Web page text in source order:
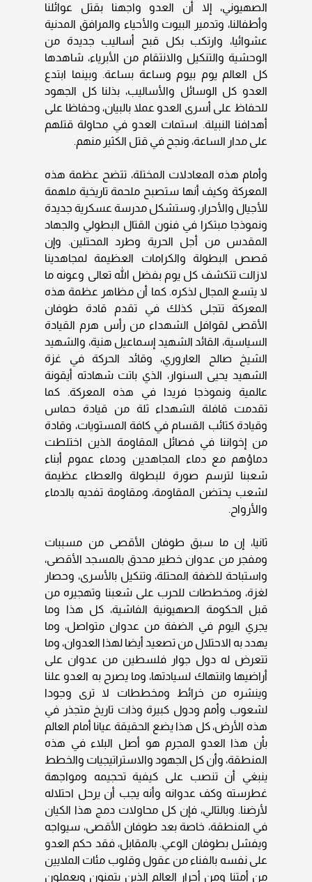
الصهيوني، إلا أن العدو واجهنا بقتل عوائلنا
وأطفالنا، وتدمير البيوت والأحياء والمرافق المدنية
عشوائيا، وارتكب بكل قبح أساليب جديدة من
الوحشية والتنكيل والانتقام من الأبرياء، شاهدها
كل العالم يوم بيوم وساعة بساعة. وبينما ابتدع
العدو كل الوسائل والأساليب، بذلنا كل الجهود
للحفاظ على أسرى العدو عملا بالبيان، وحفاظا على
أهدافنا النبيلة. استمات العدو في محاولة قتلهم
على مدار الساعة، ونجح في قتل الكثير منهم.
وأمام هذه المعادلات المختلة، تتضح عظمة هذه
المعركة وكيف أنها ستصبح ملحمة تاريخية ملهمة
للأجيال والأحرار، وستشكل مدرسة عسكرية جديدة
ونموذجا مبتكرا في فنون القتال البطولي والجهاد
المقدس من أجل الحرية وطرد المحتلين. وإن
قصص البطولة والكرامات العظيمة لمجاهدينا
لازالت تتكشف كل يوم بفضل الله تعالى وعونه ما
لا يتسع المجال لذكره. كما أن مظاهر عظمة هذه
المعركة تتجلى كذلك في تقدم قادة طوفان
الأقصى لقوافل الشهداء من رأس هرم القيادة
السياسية، القائد الشهيد إسماعيل هنية، والشهيد
الشيخ صالح العاروري، وقائد الحركة في غزة
الشهيد يحيى السنوار، الذي باتت شهادته أيقونة
عالمية ونموذجا فريدا في هذه المعركة. كما
تقدمت قافلة الشهداء ثلة من قيادة حماس
وقيادة كتائب القسام في كافة المستويات، وقادة
من إخواننا في فصائل المقاومة الذين اختلطت
دماؤهم مع دماء المجاهدين ودماء عموم أبناء
شعبنا لترسم صورة للبطولة والعطاء عظيمة
لشعب يحتضن المقاومة، ومقاومة تفديه بالدماء
والأرواح.
ثانيا، إن ما سبق طوفان الأقصى من مسببات
ومفجر من عدوان خطير محدق بالمسجد الأقصى،
واستباحة للضفة المحتلة، وتنكيل بالأسرى، وحصار
لغزة، ومخططات للحرب على شعبنا وتهجيره من
قبل الحكومة الصهيونية الفاشية، كل هذا وما
يجري اليوم في الضفة من عدوان متواصل، وما
يهدد به الاحتلال من تصعيد أيضا لهذا العدوان، وما
تتعرض له دول جوار فلسطين من عدوان على
أراضيها وانتهاك لسيادتها، وما يصرح به العدو علنا
وينشره من خرائط ومخططات لا ترى وجودا
لشعوب وأمم ودول كبيرة وذات تاريخ متجذر في
هذه الأرض، كل هذا يضع الحقيقة عيانا أمام العالم
بأن هذا العدو المجرم هو أصل البلاء في هذه
المنطقة، وأن كل الجهود والاستراتيجيات والخطط
ينبغي أن تنصب على كيفية تحجيمه ومواجهة
غطرسته وكف عدوانه وأنه يجب أن يرحل احتلاله
لأرضنا. وبالتالي، فإن كل محاولات دمج هذا الكيان
في المنطقة، خاصة بعد طوفان الأقصى، سيواجه
ويفشل بطوفان الوعي. بالمقابل، فقد حكم العدو
على نفسه بالفناء من عقول وقلوب مئات الملايين
من أمتنا ومن أحرار العالم الذين يتمنون ويعملون